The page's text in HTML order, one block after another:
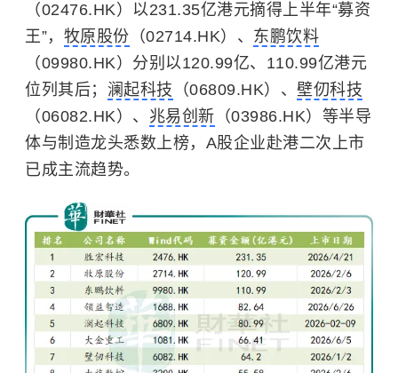
（02476.HK）以231.35亿港元摘得上半年“募资
王”， 牧原股份 （02714.HK）、 东鹏饮料
（09980.HK）分别以120.99亿、110.99亿港元
位列其后； 澜起科技 （06809.HK）、 壁仞科技
（06082.HK）、 兆易创新 （03986.HK）等半导
体与制造龙头悉数上榜，A股企业赴港二次上市
已成主流趋势。